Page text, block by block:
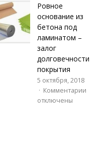
Ровное
основание из
бетона под
ламинатом –
залог
долговечности
покрытия
5 октября, 2018
Комментарии
отключены